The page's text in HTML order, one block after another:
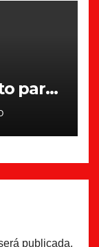
para
publicada.